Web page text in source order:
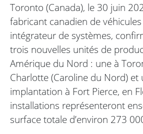
Toronto (Canada), le 30 juin
fabricant canadien de
intégrateur de systèmes,
trois nouvelles unités de
Amérique du Nord : une à
Charlotte (Caroline du Nord)
implantation à Fort Pierce, en
installations représenteront
surface totale d’environ 273